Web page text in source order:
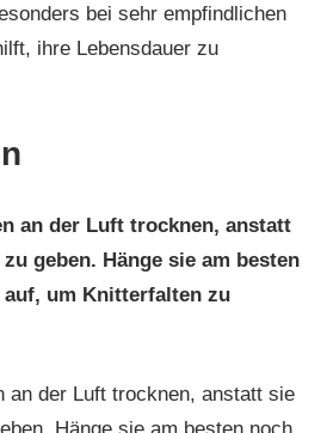
bei sehr empfindlichen
ihre Lebensdauer zu
an der Luft trocknen, anstatt
geben. Hänge sie am besten
um Knitterfalten zu
an der Luft trocknen, anstatt sie